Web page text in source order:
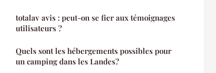
totalav avis : peut-on se fier aux témoignages
utilisateurs ?
Quels sont les hébergements possibles pour
un camping dans les Landes?